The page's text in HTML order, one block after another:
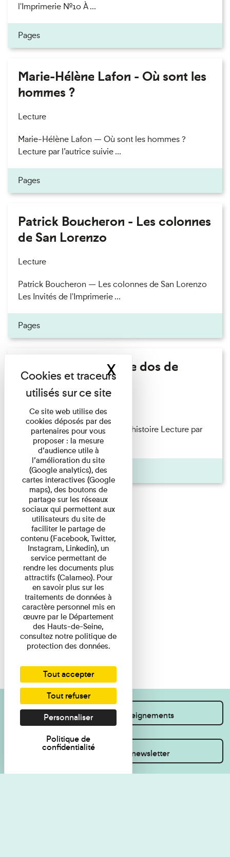
l'Imprimerie n°10 À ...
Pages
Marie-Hélène Lafon - Où sont les
hommes ?
Lecture
Marie-Hélène Lafon — Où sont les hommes ?
Lecture par l’autrice suivie ...
Pages
Patrick Boucheron - Les colonnes
de San Lorenzo
Lecture
Patrick Boucheron — Les colonnes de San Lorenzo
Les Invités de l'Imprimerie ...
Pages
Philippe Artières - Le dos de
l'histoire
Lecture
Philippe Artières — Le dos de l’histoire Lecture par
l’auteur accompagné de ...
Pages
Je souhaite des renseignements
Inscrivez-vous à la newsletter
Ce site web utilise des
cookies déposés par des
partenaires pour vous
proposer : la mesure
d’audience utile à
l’amélioration du site
(Google analytics), des
cartes interactives (Google
maps), des boutons de
partage sur les réseaux
sociaux qui permettent aux
utilisateurs du site de
faciliter le partage de
contenu (Facebook, Twitter,
Instagram, Linkedin), un
service permettant de
rendre les documents plus
attractifs (Calameo). Pour
en savoir plus sur les
traitements de données à
caractère personnel mis en
œuvre par le Département
des Hauts-de-Seine,
consultez notre politique de
protection des données.
Tout accepter
Tout refuser
Personnaliser
Politique de
confidentialité
XMasquer le